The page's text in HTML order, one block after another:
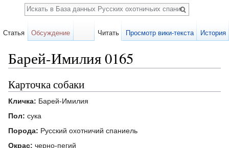
Барей-Имилия 0165
Карточка собаки
Кличка: Барей-Имилия
Пол: сука
Порода: Русский охотничий спаниель
Окрас: черно-пегий
Статья Обсуждение Читать Просмотр вики-текста История
Поиск